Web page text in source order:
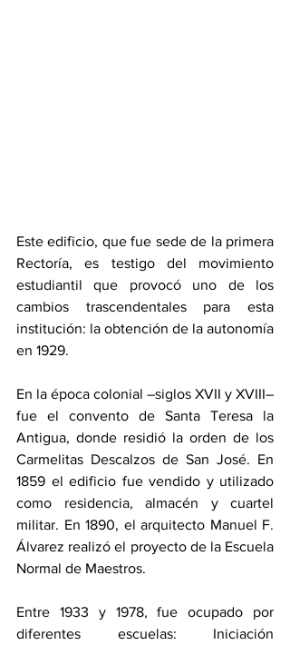
Este edificio, que fue sede de la primera
Rectoría, es testigo del movimiento
estudiantil que provocó uno de los
cambios trascendentales para esta
institución: la obtención de la autonomía
en 1929.
En la época colonial –siglos XVII y XVIII–
fue el convento de Santa Teresa la
Antigua, donde residió la orden de los
Carmelitas Descalzos de San José. En
1859 el edificio fue vendido y utilizado
como residencia, almacén y cuartel
militar. En 1890, el arquitecto Manuel F.
Álvarez realizó el proyecto de la Escuela
Normal de Maestros.
Entre 1933 y 1978, fue ocupado por
diferentes escuelas: Iniciación